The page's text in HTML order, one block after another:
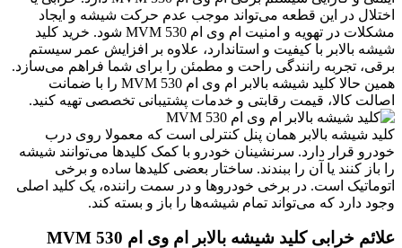
اختلال در این قطعه می‌تواند موجب عدم حرکت شیشه و ایجاد
مشکلات در تهویه و امنیت ام وی ام 530 MVM شود. خرید کلید
شیشه بالابر با کیفیت و استاندارد، علاوه بر افزایش عمر سیستم
برقی، تجربه رانندگی راحت و مطمئن را برای شما فراهم می‌سازد.
همین حالا کلید شیشه بالابر ام وی ام 530 MVM را با ضمانت
اصالت کالا، قیمت رقابتی و خدمات پشتیبانی تخصصی تهیه کنید.
کلید شیشه بالابر همان پنل کنترلی است که معمولا روی درب
خودرو قرار دارد. سرنشینان خودرو با کمک کلیدها می‌توانند شیشه
را باز کنند یا آن را ببندند. ساختار بعضی کلیدها ساده و برخی
اتوماتیک است. در برخی خودروها و در سمت راننده، یک کلید اصلی
وجود دارد که می‌تواند تمام شیشه‌ها را باز و بسته کند.
علائم خرابی کلید شیشه بالابر ام وی ام 530 MVM